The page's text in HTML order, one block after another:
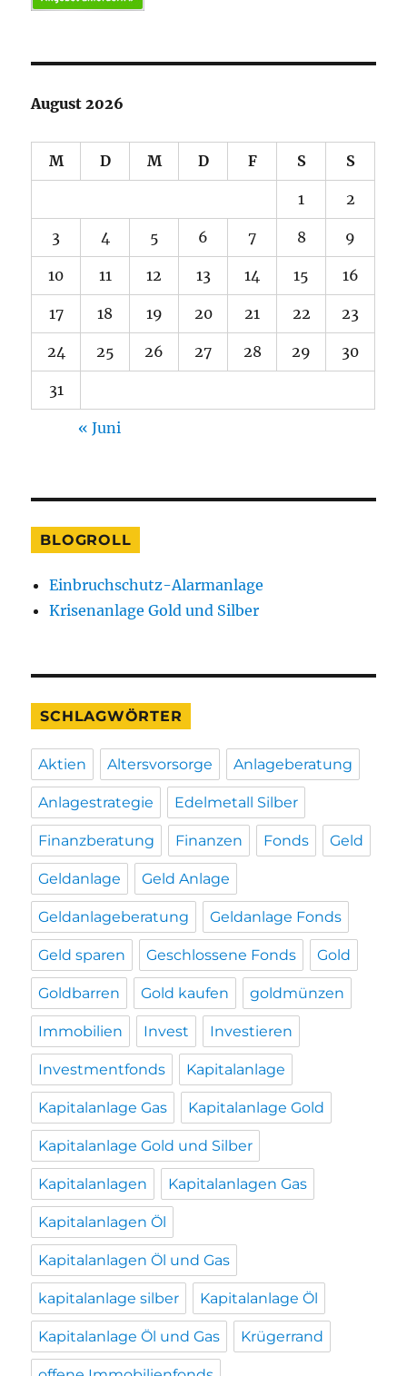
August 2026
M D M D F S S
1 2
3 4 5 6 7 8 9
10 11 12 13 14 15 16
17 18 19 20 21 22 23
24 25 26 27 28 29 30
31
« Juni
BLOGROLL
Einbruchschutz-Alarmanlage
Krisenanlage Gold und Silber
SCHLAGWÖRTER
Aktien Altersvorsorge Anlageberatung
Anlagestrategie Edelmetall Silber
Finanzberatung Finanzen Fonds Geld
Geldanlage Geld Anlage
Geldanlageberatung Geldanlage Fonds
Geld sparen Geschlossene Fonds Gold
Goldbarren Gold kaufen goldmünzen
Immobilien Invest Investieren
Investmentfonds Kapitalanlage
Kapitalanlage Gas Kapitalanlage Gold
Kapitalanlage Gold und Silber
Kapitalanlagen Kapitalanlagen Gas
Kapitalanlagen Öl
Kapitalanlagen Öl und Gas
kapitalanlage silber Kapitalanlage Öl
Kapitalanlage Öl und Gas Krügerrand